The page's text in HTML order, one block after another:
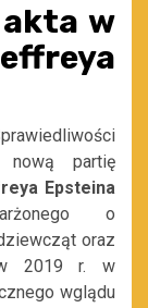
w
nową partię
Epsteina
o
oraz
w 2019 r. w
wglądu